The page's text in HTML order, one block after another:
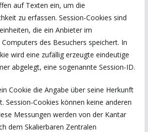
auf Texten ein, um die
zu erfassen. Session-Cookies sind
die ein Anbieter im
des Besuchers speichert. In
wird eine zufällig erzeugte eindeutige
abgelegt, eine sogenannte Session-ID.
Cookie die Angabe über seine Herkunft
Session-Cookies können keine anderen
Messungen werden von der Kantar
dem Skalierbaren Zentralen